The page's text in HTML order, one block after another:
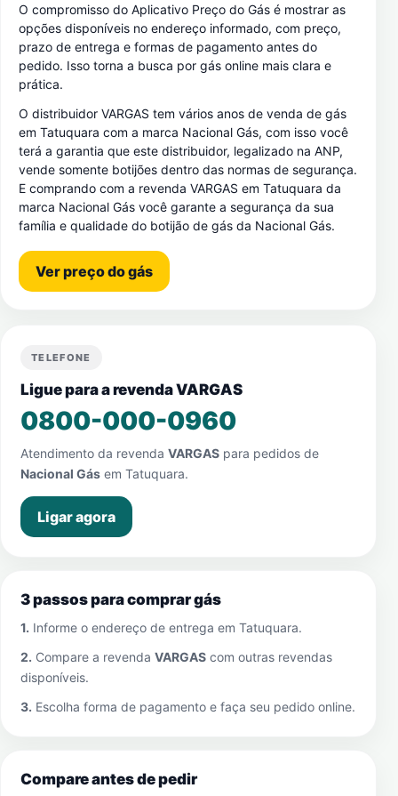
O compromisso do Aplicativo Preço do Gás é mostrar as
opções disponíveis no endereço informado, com preço,
prazo de entrega e formas de pagamento antes do
pedido. Isso torna a busca por gás online mais clara e
prática.
O distribuidor VARGAS tem vários anos de venda de gás
em Tatuquara com a marca Nacional Gás, com isso você
terá a garantia que este distribuidor, legalizado na ANP,
vende somente botijões dentro das normas de segurança.
E comprando com a revenda VARGAS em Tatuquara da
marca Nacional Gás você garante a segurança da sua
família e qualidade do botijão de gás da Nacional Gás.
Ver preço do gás
TELEFONE
Ligue para a revenda VARGAS
0800-000-0960
Atendimento da revenda VARGAS para pedidos de
Nacional Gás em Tatuquara.
Ligar agora
3 passos para comprar gás
1. Informe o endereço de entrega em Tatuquara.
2. Compare a revenda VARGAS com outras revendas
disponíveis.
3. Escolha forma de pagamento e faça seu pedido online.
Compare antes de pedir